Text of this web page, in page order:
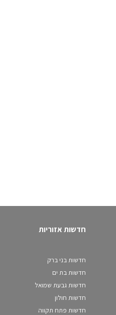
חדשות אזוריות
חדשות בני ברק
חדשות בת ים
חדשות גבעת שמואל
חדשות חולון
חדשות פתח תקווה